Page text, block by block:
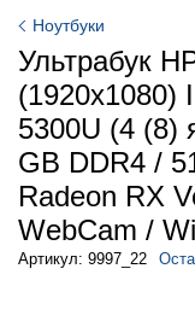
Ноутбуки
Ультрабук
(1920x1080)
5300U (4 (8)
GB DDR4 /
Radeon RX
WebCam /
Артикул: 9997_22